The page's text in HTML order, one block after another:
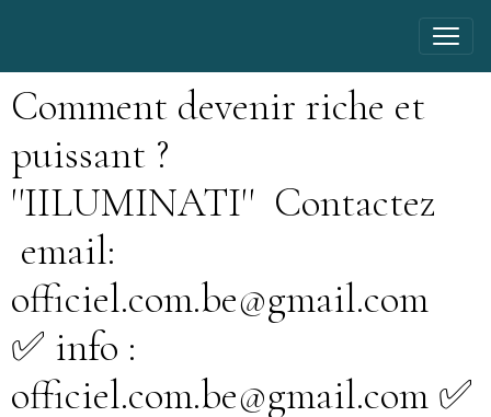
Comment devenir riche et
puissant ?
''IILUMINATI'' Contactez
email:
officiel.com.be@gmail.com
✅ info :
officiel.com.be@gmail.com ✅